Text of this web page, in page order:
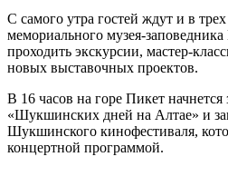
С самого утра гостей ждут и в
мемориального музея-
проходить экскурсии, мастер-
новых выставочных проектов.
В 16 часов на горе Пикет
«Шукшинских дней на Алтае» и
Шукшинского кинофестиваля,
концертной программой.